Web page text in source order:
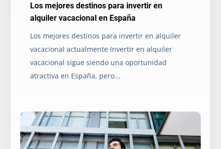
Los mejores destinos para invertir en
alquiler vacacional en España
Los mejores destinos para invertir en alquiler
vacacional actualmente Invertir en alquiler
vacacional sigue siendo una oportunidad
atractiva en España, pero...